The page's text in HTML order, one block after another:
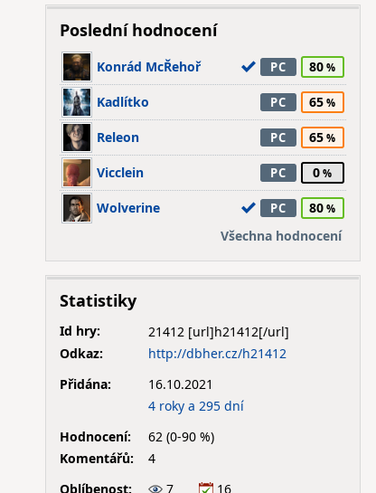
Poslední hodnocení
Konrád McŘehoř PC 80
Kadlítko PC 65
Releon PC 65
Vicclein PC 0
Wolverine PC
80
Všechna hodnocení
Statistiky
Id hry:
21412
Odkaz:
http://dbher.cz/h21412
Přidána:
16.10.2021
4 roky a 295 dní
Hodnocení:
62 (0-90 %)
Komentářů:
4
Oblíbenost:
7 16